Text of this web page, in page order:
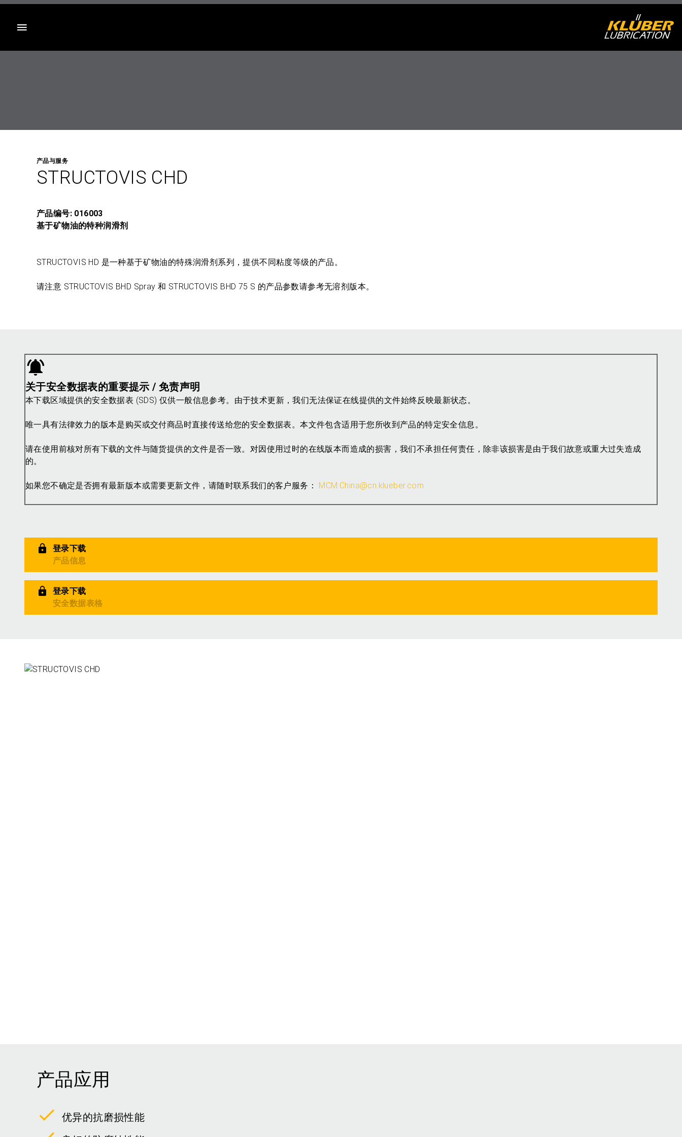
产品与服务
STRUCTOVIS CHD
产品编号: 016003
基于矿物油的特种润滑剂
STRUCTOVIS HD 是一种基于矿物油的特殊润滑剂系列，提供不同粘度等级的产品。
请注意 STRUCTOVIS BHD Spray 和 STRUCTOVIS BHD 75 S 的产品参数请参考无溶剂版本。
关于安全数据表的重要提示 / 免责声明
本下载区域提供的安全数据表 (SDS) 仅供一般信息参考。由于技术更新，我们无法保证在线提供的文件始终反映最新状态。
唯一具有法律效力的版本是购买或交付商品时直接传送给您的安全数据表。本文件包含适用于您所收到产品的特定安全信息。
请在使用前核对所有下载的文件与随货提供的文件是否一致。对因使用过时的在线版本而造成的损害，我们不承担任何责任，除非该损害是由于我们故意或重大过失造成
的。
如果您不确定是否拥有最新版本或需要更新文件，请随时联系我们的客户服务： MCM.China@cn.klueber.com
登录下载
产品信息
登录下载
安全数据表格
产品应用
优异的抗磨损性能